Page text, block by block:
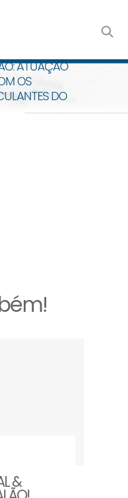
ATUAÇÃO
OS
DO
&